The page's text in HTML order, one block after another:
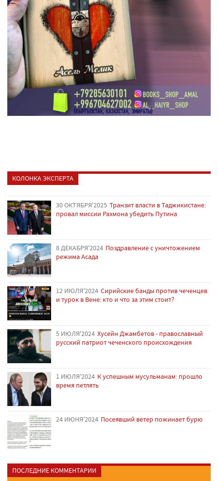
КОЛОНКА ЭКСПЕРТА
30 ОКТЯБРЯ'2025 Транзит власти в Таджикистане:
провал миссии Рахмона убедить Путина
8 ДЕКАБРЯ'2024 Поздравление с уничтожением
режима Асада
12 ИЮЛЯ'2024 Сирийские банды против чеченцев
и турок в Вене: кто и что за этим стоит?
5 ИЮЛЯ'2024 Хусейн Джамбетов - православный
русский патриот чеченского происхождения
1 ИЮЛЯ'2024 К успешным мусульманам: прошло
время петлять
24 ИЮНЯ'2024 Посеявший ветер пожинает бурю
ПОСЛЕДНИЕ КОММЕНТАРИИ